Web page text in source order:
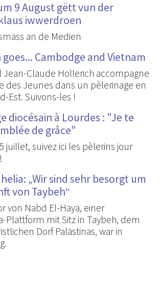
9 August gëtt vun der
iwwerdroen
an de Medien
goes... Cambodge and Vietnam
Jean-Claude Hollerich accompagne
des Jeunes dans un pèlerinage en
Est. Suivons-les !
diocésain à Lourdes : "Je te
de grâce"
juillet, suivez ici les pèlerins jour
„Wir sind sehr besorgt um
von Taybeh“
von Nabd El-Haya, einer
Plattform mit Sitz in Taybeh, dem
Dorf Palästinas, war in